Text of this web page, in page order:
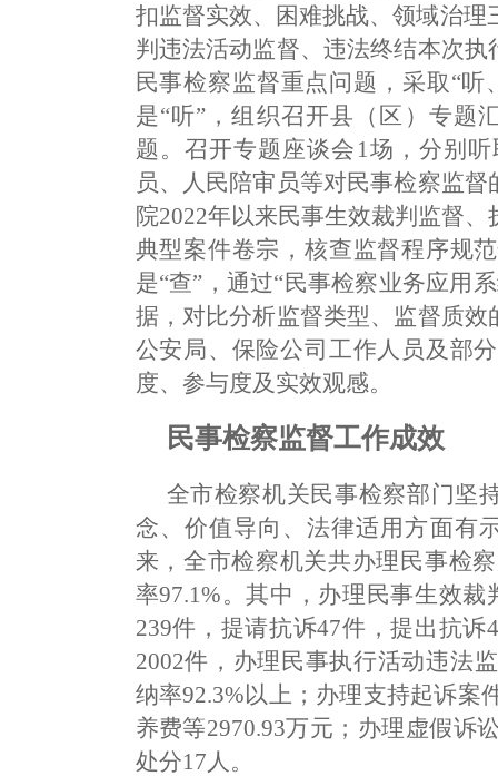
扣监督实效、困难挑战、领域治
判违法活动监督、违法终结本次
民事检察监督重点问题，采取“
是“听”，组织召开县（区）专题
题。召开专题座谈会1场，分别
员、人民陪审员等对民事检察监
院2022年以来民事生效裁判监督
典型案件卷宗，核查监督程序规
是“查”，通过“民事检察业务应用
据，对比分析监督类型、监督质
公安局、保险公司工作人员及部
度、参与度及实效观感。
民事检察监督工作成效
全市检察机关民事检察部门坚
念、价值导向、法律适用方面有
来，全市检察机关共办理民事检
率97.1%。其中，办理民事生效
239件，提请抗诉47件，提出抗
2002件，办理民事执行活动违法
纳率92.3%以上；办理支持起诉案
养费等2970.93万元；办理虚假诉
处分17人。